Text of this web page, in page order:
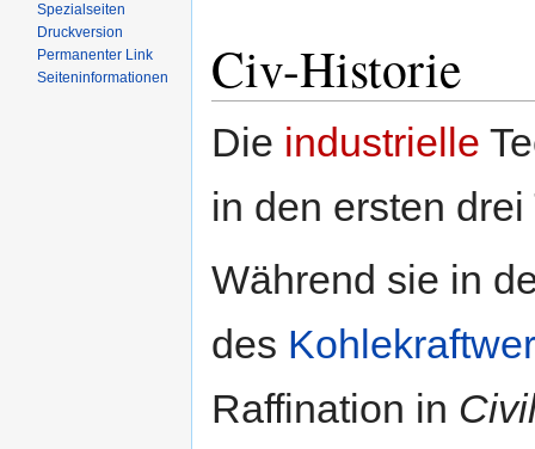
Civ-Historie
Die industrielle
in den ersten
Während sie in
des
Raffination in
Spezialseiten
Druckversion
Permanenter Link
Seiten­informationen